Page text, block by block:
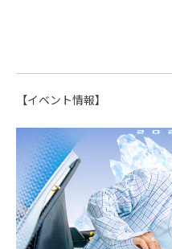
【イベント情報】